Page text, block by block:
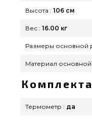
Высота : 106 см
Вес : 16.00 кг
Размеры основной
Материал
Термометр : да